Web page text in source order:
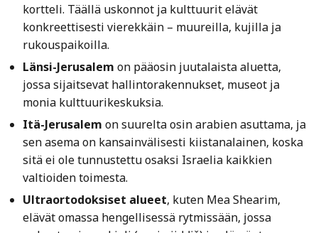
kortteli. Täällä uskonnot ja kulttuurit elävät
konkreettisesti vierekkäin – muureilla, kujilla ja
rukouspaikoilla.
Länsi-Jerusalem on pääosin juutalaista aluetta,
jossa sijaitsevat hallintorakennukset, museot ja
monia kulttuurikeskuksia.
Itä-Jerusalem on suurelta osin arabien asuttama, ja
sen asema on kansainvälisesti kiistanalainen, koska
sitä ei ole tunnustettu osaksi Israelia kaikkien
valtioiden toimesta.
Ultraortodoksiset alueet, kuten Mea Shearim,
elävät omassa hengellisessä rytmissään, jossa